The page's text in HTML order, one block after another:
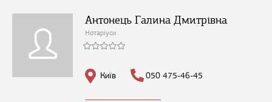
Антонець Галина Дмитрівна
Нотаріуси
Київ 050 475-46-45